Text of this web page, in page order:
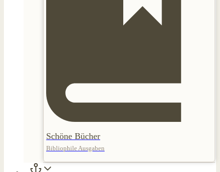
Schöne Bücher
Bibliophile Ausgaben